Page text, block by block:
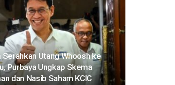
Serahkan Utang Whoosh ke
Purbaya Ungkap Skema
dan Nasib Saham KCIC